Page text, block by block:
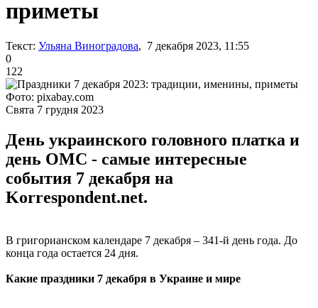
приметы
Текст: Ульяна Виноградова, 7 декабря 2023, 11:55
0
122
Фото: pixabay.com
Свята 7 грудня 2023
День украинского головного платка и
день ОМС - самые интересные
события 7 декабря на
Korrespondent.net.
В григорианском календаре 7 декабря – 341-й день года. До
конца года остается 24 дня.
Какие праздники 7 декабря в Украине и мире